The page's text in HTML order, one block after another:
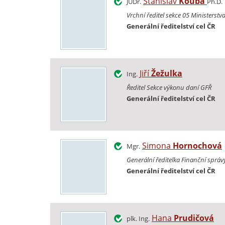
Vrchní ředitel sekce 05
Generální ředitelství cel ČR
Ing. JiříŽežulka
Ředitel Sekce výkonu daní GFŘ
Generální ředitelství cel ČR
Mgr. Simona Hornochová
Generální ředitelka Finanční
Generální ředitelství cel ČR
plk. Ing. Hana Prudičová